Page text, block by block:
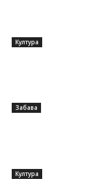
Култура
Забава
Култура